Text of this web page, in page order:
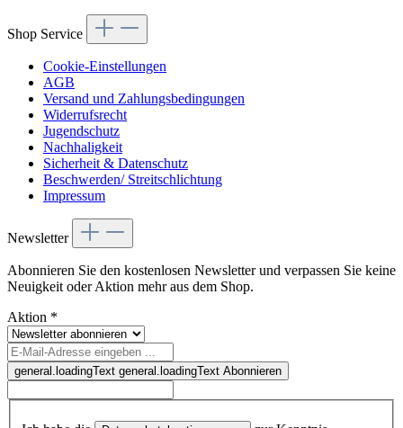
Shop Service
Cookie-Einstellungen
AGB
Versand und Zahlungsbedingungen
Widerrufsrecht
Jugendschutz
Nachhaligkeit
Sicherheit & Datenschutz
Beschwerden/ Streitschlichtung
Impressum
Newsletter
Abonnieren Sie den kostenlosen Newsletter und verpassen Sie keine
Neuigkeit oder Aktion mehr aus dem Shop.
Aktion *
general.loadingText general.loadingText Abonnieren